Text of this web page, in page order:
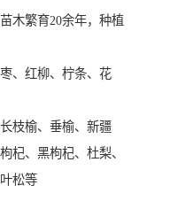
木繁育20余年，种植
、红柳、柠条、花
枝榆、垂榆、新疆
杞、黑枸杞、杜梨、
松等